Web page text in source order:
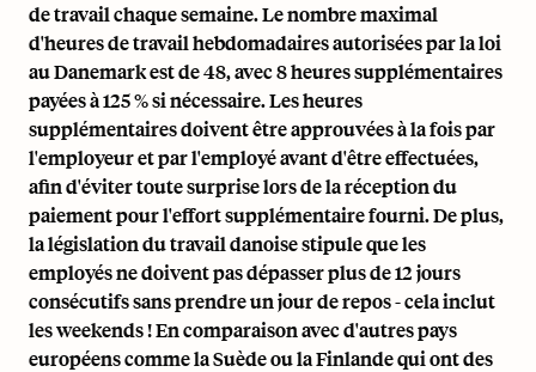
de travail chaque semaine. Le nombre maximal
d'heures de travail hebdomadaires autorisées par la loi
au Danemark est de 48, avec 8 heures supplémentaires
payées à 125 % si nécessaire. Les heures
supplémentaires doivent être approuvées à la fois par
l'employeur et par l'employé avant d'être effectuées,
afin d'éviter toute surprise lors de la réception du
paiement pour l'effort supplémentaire fourni. De plus,
la législation du travail danoise stipule que les
employés ne doivent pas dépasser plus de 12 jours
consécutifs sans prendre un jour de repos - cela inclut
les weekends ! En comparaison avec d'autres pays
européens comme la Suède ou la Finlande qui ont des